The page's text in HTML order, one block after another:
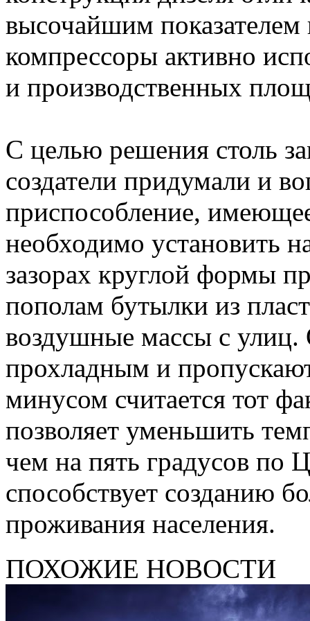
высочайшим показателем
компрессоры активно
и производственных
С целью решения столь
создатели придумали и
приспособление,
необходимо установить
зазорах круглой формы
пополам бутылки из
воздушные массы с улиц.
прохладным и
минусом считается тот
позволяет уменьшить
чем на пять градусов по
способствует созданию
проживания населения.
ПОХОЖИЕ НОВОСТИ